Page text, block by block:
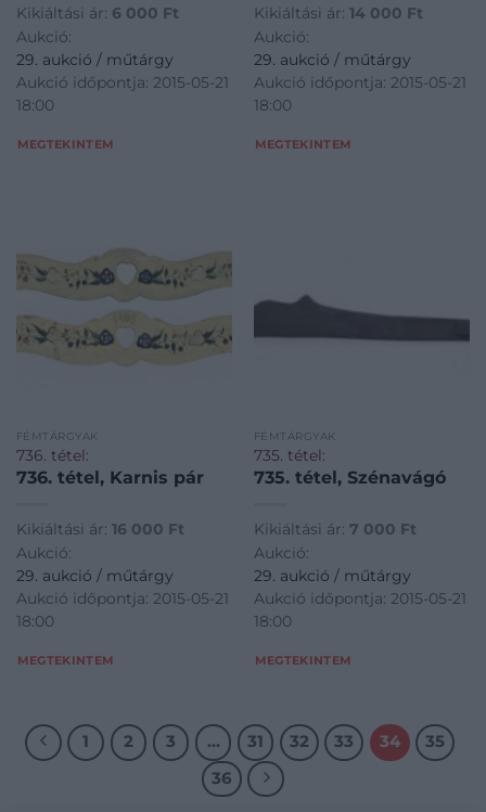
Kikiáltási ár: 6 000 Ft
Aukció:
29. aukció / műtárgy
Aukció időpontja: 2015-05-21
18:00
MEGTEKINTEM
Kikiáltási ár: 14 000 Ft
Aukció:
29. aukció / műtárgy
Aukció időpontja: 2015-05-21
18:00
MEGTEKINTEM
FÉMTÁRGYAK
736. tétel:
736. tétel, Karnis pár
Kikiáltási ár: 16 000 Ft
Aukció:
29. aukció / műtárgy
Aukció időpontja: 2015-05-21
18:00
MEGTEKINTEM
FÉMTÁRGYAK
735. tétel:
735. tétel, Szénavágó
Kikiáltási ár: 7 000 Ft
Aukció:
29. aukció / műtárgy
Aukció időpontja: 2015-05-21
18:00
MEGTEKINTEM
1 2 3 … 31 32 33 34
35
36